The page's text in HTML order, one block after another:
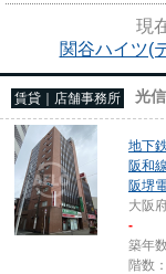
尚、弊社ではおとり広告
現
関谷ハイツ(
賃貸｜店舗事務所 光
地下
阪和線
阪堺
大阪
-
築年
階数